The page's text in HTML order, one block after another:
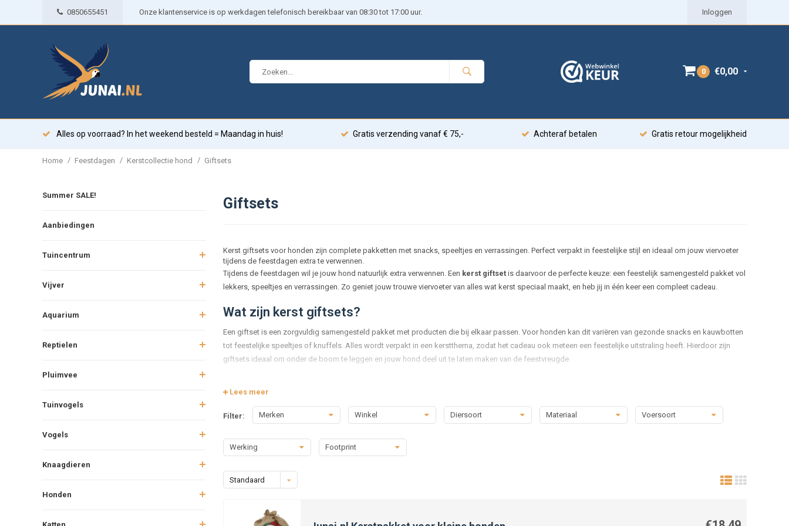
0850655451 Onze klantenservice is op werkdagen telefonisch bereikbaar van 08:30 tot 17:00 uur. Inloggen
0 €0,00
Alles op voorraad? In het weekend besteld = Maandag in huis! Gratis verzending vanaf € 75,- Achteraf betalen Gratis retour mogelijkheid
Home / Feestdagen / Kerstcollectie hond / Giftsets
Summer SALE!
Aanbiedingen
Tuincentrum
Vijver
Aquarium
Reptielen
Pluimvee
Tuinvogels
Vogels
Knaagdieren
Honden
Giftsets
Kerst giftsets voor honden zijn complete pakketten met snacks, speeltjes en verrassingen. Perfect verpakt in feestelijke stijl en ideaal om jouw viervoeter
tijdens de feestdagen extra te verwennen.
Tijdens de feestdagen wil je jouw hond natuurlijk extra verwennen. Een kerst giftsetis daarvoor de perfecte keuze: een feestelijk samengesteld pakket vol
lekkers, speeltjes en verrassingen. Zo geniet jouw trouwe viervoeter van alles wat kerst speciaal maakt, en heb jij in één keer een compleet cadeau.
Wat zijn kerst giftsets?
Een giftset is een zorgvuldig samengesteld pakket met producten die bij elkaar passen. Voor honden kan dit variëren van gezonde snacks en kauwbotten
tot feestelijke speeltjes of knuffels. Alles wordt verpakt in een kerstthema, zodat het cadeau ook meteen een feestelijke uitstraling heeft. Hierdoor zijn
giftsets ideaal om onder de boom te leggen en jouw hond deel uit te laten maken van de feestvreugde.
pakketten combineren dit met
speelgoed, zoals een piepspeeltje of een zachte knuffel. Voor puppy’s bestaan er speciale sets met kleine traktaties en
Voordelen van een giftset
Compleet cadeau:
Feestelijke uitstraling:
Voordelig:
Lees meer
Filter: Merken Winkel Diersoort Materiaal Voersoort
Werking Footprint
Standaard